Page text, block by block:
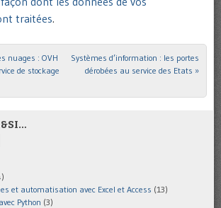
traitées.
nuages : OVH
de stockage
Systèmes d’information : les portes
dérobées au service des Etats »
et automatisation avec Excel et Access (13)
Python (3)